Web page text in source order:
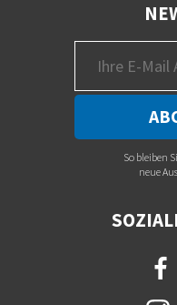
So bleiben
neue